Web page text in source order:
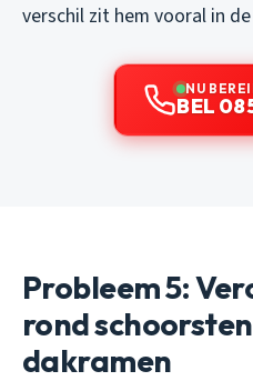
verschil zit hem vooral in
NU
BEL
Probleem 5:
rond
dakramen